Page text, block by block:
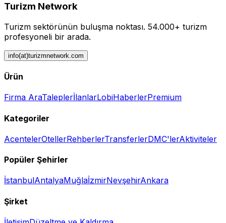
Turizm Network
Turizm sektörünün buluşma noktası. 54.000+ turizm
profesyoneli bir arada.
info(at)turizmnetwork.com
Ürün
Firma AraTaleplerİlanlarLobiHaberlerPremium
Kategoriler
AcentelerOtellerRehberlerTransferlerDMC'lerAktiviteler
Popüler Şehirler
İstanbulAntalyaMuğlaİzmirNevşehirAnkara
Şirket